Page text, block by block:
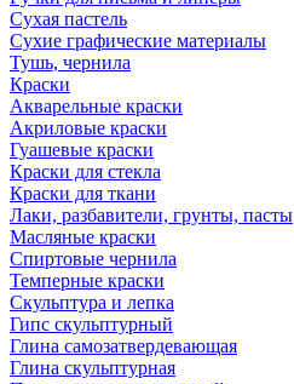
Сухая пастель
Сухие графические материалы
Тушь, чернила
Краски
Акварельные краски
Акриловые краски
Гуашевые краски
Краски для стекла
Краски для ткани
Лаки, разбавители, грунты, пасты
Масляные краски
Спиртовые чернила
Темперные краски
Скульптура и лепка
Гипс скульптурный
Глина самозатвердевающая
Глина скульптурная